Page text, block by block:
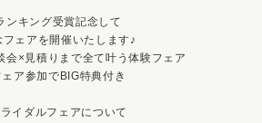
ンキング受賞記念して
フェアを開催いたします♪
会×見積りまで全て叶う体験フェア
ェア参加でBIG特典付き
イダルフェアについて